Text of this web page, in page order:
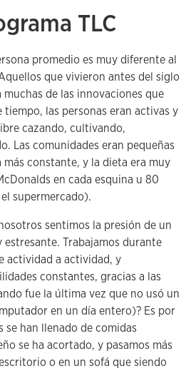
TLC
promedio es muy diferente al
que vivieron antes del siglo
de las innovaciones que
tiempo, las personas eran activas y
cazando, cultivando,
Las comunidades eran pequeñas
más constante, y la dieta era muy
en cada esquina u 80
supermercado).
sentimos la presión de un
Trabajamos durante
actividad a actividad, y
constantes, gracias a las
fue la última vez que no usó un
en un día entero)? Es por
han llenado de comidas
se ha acortado, y pasamos más
o en un sofá que siendo